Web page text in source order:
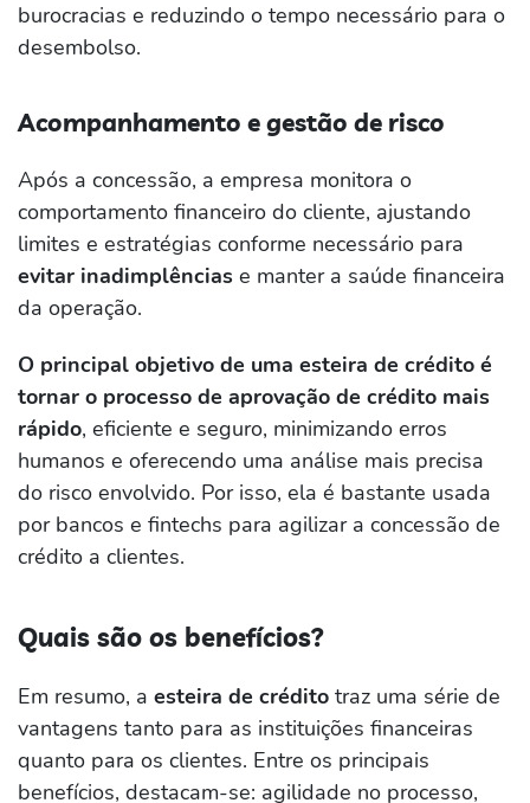
burocracias e reduzindo o tempo necessário para o
desembolso.
Acompanhamento e gestão de risco
Após a concessão, a empresa monitora o
comportamento financeiro do cliente, ajustando
limites e estratégias conforme necessário para
evitar inadimplências e manter a saúde financeira
da operação.
O principal objetivo de uma esteira de crédito é
tornar o processo de aprovação de crédito mais
rápido, eficiente e seguro, minimizando erros
humanos e oferecendo uma análise mais precisa
do risco envolvido. Por isso, ela é bastante usada
por bancos e fintechs para agilizar a concessão de
crédito a clientes.
Quais são os benefícios?
Em resumo, a esteira de crédito traz uma série de
vantagens tanto para as instituições financeiras
quanto para os clientes. Entre os principais
benefícios, destacam-se: agilidade no processo,